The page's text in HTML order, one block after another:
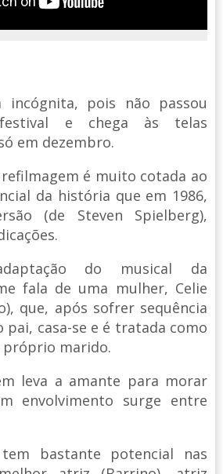
incógnita, pois não passou
e chega às telas
em dezembro.
é muito cotada ao
da história que em 1986,
(de Steven Spielberg),
do musical da
fala de uma mulher, Celie
que, após sofrer sequência
casa-se e é tratada como
próprio marido.
leva a amante para morar
envolvimento surge entre
bastante potencial nas